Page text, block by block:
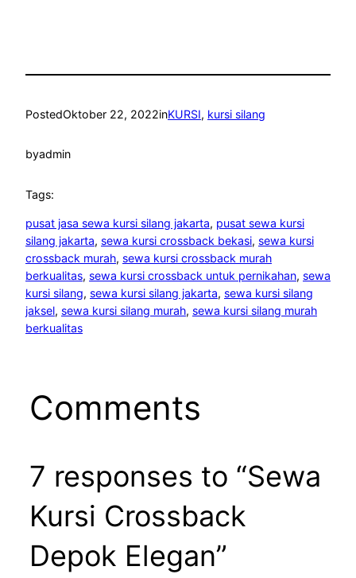
PostedOktober 22, 2022inKURSI, kursi silang
byadmin
Tags:
pusat jasa sewa kursi silang jakarta, pusat sewa kursi
silang jakarta, sewa kursi crossback bekasi, sewa kursi
crossback murah, sewa kursi crossback murah
berkualitas, sewa kursi crossback untuk pernikahan, sewa
kursi silang, sewa kursi silang jakarta, sewa kursi silang
jaksel, sewa kursi silang murah, sewa kursi silang murah
berkualitas
Comments
7 responses to “Sewa
Kursi Crossback
Depok Elegan”